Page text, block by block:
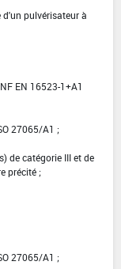
pulvérisateur à
EN 16523-1+A1
27065/A1 ;
de catégorie III et de
précité ;
27065/A1 ;